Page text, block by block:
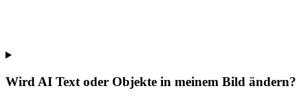
Wird AI Text oder Objekte in meinem Bild ändern?